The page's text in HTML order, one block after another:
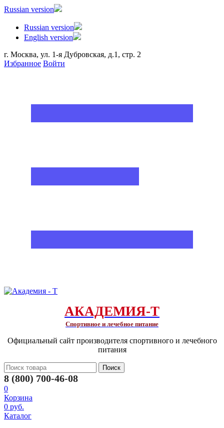
Russian version
Russian version
English version
г. Москва, ул. 1-я Дубровская, д.1, стр. 2
Избранное Войти
АКАДЕМИЯ-Т
Спортивное и лечебное питание
Официальный сайт производителя спортивного и лечебного
питания
Поиск
8 (800) 700-46-08
0
Корзина
0 руб.
Каталог